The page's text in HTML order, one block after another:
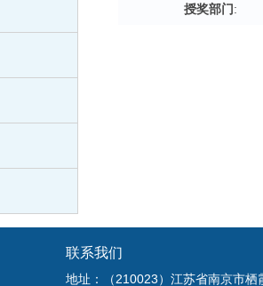
授奖部门:
联系我们
地址：（210023）江苏省南京市栖